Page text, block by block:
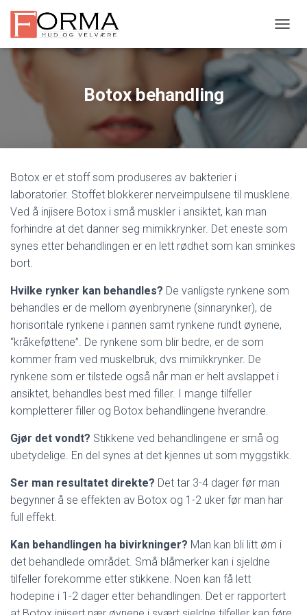
Botox behandling
Botox er et stoff som produseres av bakterier i
laboratorier. Stoffet blokkerer nerveimpulsene til musklene.
Ved å injisere Botox i små muskler i ansiktet, kan man
forhindre at det danner seg mimikkrynker. Det eneste som
synes etter behandlingen er en lett rødhet som kan sminkes
bort.
Hvilke rynker kan behandles? De vanligste rynkene som
behandles er de mellom øyenbrynene (sinnarynker), de
horisontale rynkene i pannen samt rynkene rundt øynene,
“kråkeføttene”. De rynkene som blir bedre, er de som
kommer fram ved muskelbruk, dvs mimikkrynker. De
rynkene som er tilstede også når man er helt avslappet i
ansiktet, behandles best med filler. I mange tilfeller
kompletterer filler og Botox behandlingene hverandre.
Gjør det vondt? Stikkene ved behandlingene er små og
ubetydelige. En del synes at det kjennes ut som myggstikk.
Ser man resultatet direkte? Det tar 3-4 dager før man
begynner å se effekten av Botox og 1-2 uker før man har
full effekt.
Kan behandlingen ha bivirkninger? Man kan bli litt øm i
det behandlede området. Små blåmerker kan i sjeldne
tilfeller forekomme etter stikkene. Noen kan få lett
hodepine i 1-2 dager etter behandlingen. Det er rapportert